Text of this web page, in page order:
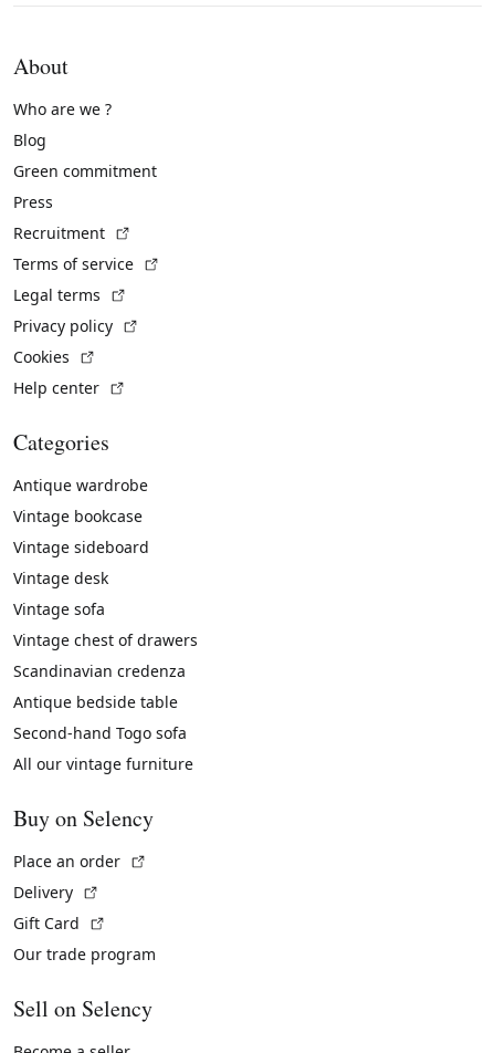
About
Who are we ?
Blog
Green commitment
Press
Recruitment
Terms of service
Legal terms
Privacy policy
Cookies
Help center
Categories
Antique wardrobe
Vintage bookcase
Vintage sideboard
Vintage desk
Vintage sofa
Vintage chest of drawers
Scandinavian credenza
Antique bedside table
Second-hand Togo sofa
All our vintage furniture
Buy on Selency
Place an order
Delivery
Gift Card
Our trade program
Sell on Selency